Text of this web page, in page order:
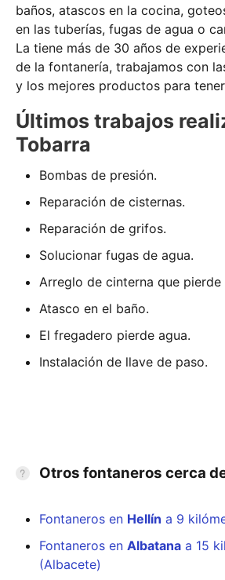
baños, atascos en la cocina,
en las tuberías, fugas de agua o
La tiene más de 30 años de
de la fontanería, trabajamos con
y los mejores productos para
Últimos trabajos
Tobarra
Bombas de presión.
Reparación de cisternas.
Reparación de grifos.
Solucionar fugas de agua.
Arreglo de cinterna que pierde
Atasco en el baño.
El fregadero pierde agua.
Instalación de llave de paso.
Otros fontaneros cerca
Fontaneros en Hellín a 9
Fontaneros en Albatana a 15
(Albacete)